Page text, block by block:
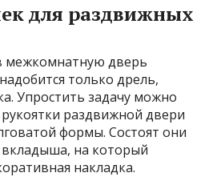
для раздвижных
межкомнатную дверь
только дрель,
Упростить задачу можно
раздвижной двери
формы. Состоят они
вкладыша, на который
накладка.